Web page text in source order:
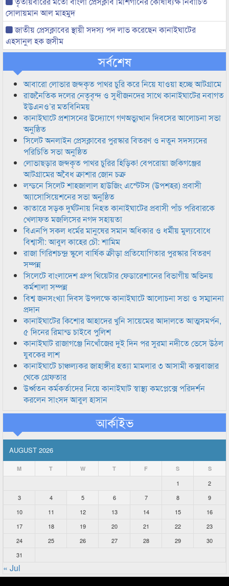
সোলায়মান আল মাহমুদ
জাতীয় প্রেসক্লাবের স্থায়ী সদস্য পদ লাভ করেছেন কানাইঘাটের
এহসানুল হক জসীম
সর্বশেষ
আবারো লোভার জব্দকৃত পাথর চুরি করে নিয়ে যাওয়া হচ্ছে আটগ্রামে
রাজনৈতিক দলের নেতৃবৃন্দ ও সুধীজনদের সাথে কানাইঘাটের নবাগত
ইউএনও’র মতবিনিময়
কানাইঘাটে প্রশাসনের উদ্যোগে গণঅভ্যুত্থান দিবসের আলোচনা সভা
অনুষ্ঠিত
সিলেট অনলাইন প্রেসক্লাবের পুরস্কার বিতরণ ও নতুন সদস্যদের
পরিচিতি সভা অনুষ্ঠিত
লোভাছড়ার জব্দকৃত পাথর চুরির হিড়িক! বেপরোয়া জকিগঞ্জের
আটগ্রামের অবৈধ ক্রাশার জোন চক্র
লন্ডনে সিলেট শাহজালাল হাউজিং এস্টেটস (উপশহর) প্রবাসী
অ্যাসোসিয়েশনের সভা অনুষ্ঠিত
কাতারে সড়ক দুর্ঘটনায় নিহত কানাইঘাটের প্রবাসী পাঁচ পরিবারকে
খেলাফত মজলিসের নগদ সহায়তা
বিএনপি সকল ধর্মের মানুষের সমান অধিকার ও ধর্মীয় মুল্যবোধে
বিশ্বাসী: আবুল কাহের চৌ: শামিম
রাজা গিরিশচন্দ্র স্কুলে বার্ষিক ক্রীড়া প্রতিযোগিতার পুরস্কার বিতরণ
সম্পন্ন
সিলেটে বাংলাদেশ গ্রুপ থিয়েটার ফেডারেশানের বিভাগীয় অভিনয়
কর্মশালা সম্পন্ন
বিশ্ব জনসংখ্যা দিবস উপলক্ষে কানাইঘাটে আলোচনা সভা ও সম্মাননা
প্রদান
কানাইঘাটের কিশোর আহাদের খুনি সায়েমের আদালতে আত্মসমর্পন,
৫ দিনের রিমান্ড চাইবে পুলিশ
কানাইঘাট রাজাগঞ্জে নিখোঁজের দুই দিন পর সুরমা নদীতে ভেসে উঠল
যুবকের লাশ
কানাইঘাটে চাঞ্চল্যকর জাহাঙ্গীর হত্যা মামলার ৩ আসামী কক্সবাজার
থেকে গ্রেফতার
উর্ধ্বতন কর্মকর্তাদের নিয়ে কানাইঘাট স্বাস্থ্য কমপ্লেক্সে পরিদর্শন
করলেন সাংসদ আবুল হাসান
আর্কাইভ
AUGUST 2026
M T W T F S S
1
2
3
4 5 6 7 8
9
10
11 12 13 14 15
16
17
18 19 20 21 22
23
24
25 26 27 28 29
30
31
« Jul